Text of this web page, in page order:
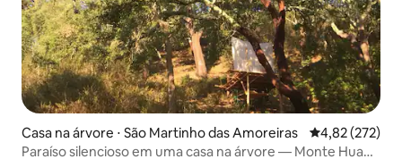
Casa na árvore ⋅ São Martinho das Amoreiras 4,82 de uma
4,82 (272)
Paraíso silencioso em uma casa na árvore — Monte Huam